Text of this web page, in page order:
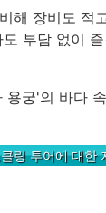
해 장비도 적
부담 없이
용궁'의 바다
링 투어에 대한